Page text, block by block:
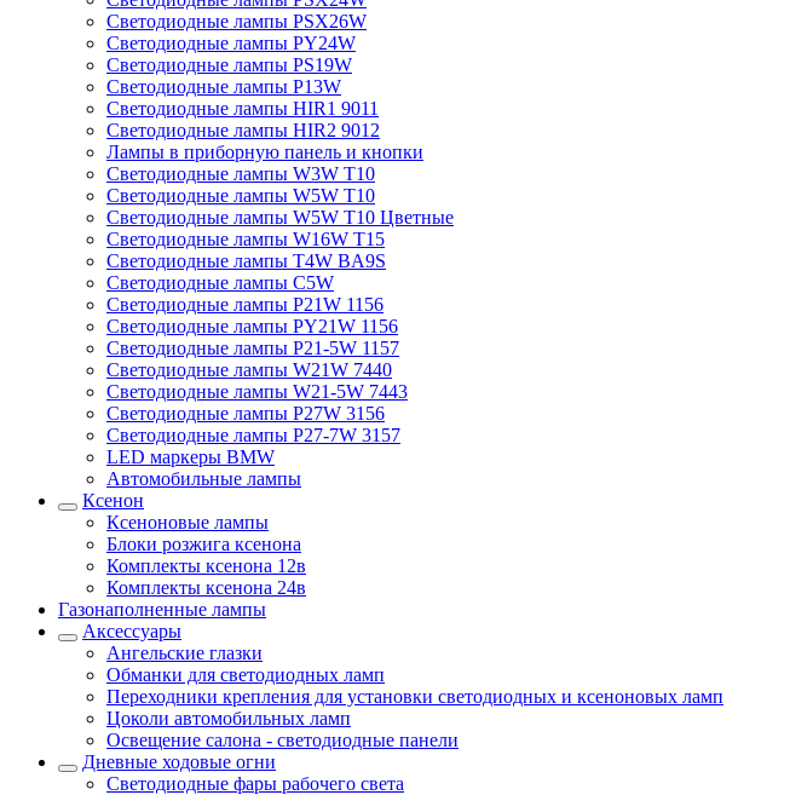
Светодиодные лампы PSX26W
Светодиодные лампы PY24W
Светодиодные лампы PS19W
Светодиодные лампы P13W
Светодиодные лампы HIR1 9011
Светодиодные лампы HIR2 9012
Лампы в приборную панель и кнопки
Светодиодные лампы W3W T10
Светодиодные лампы W5W T10
Светодиодные лампы W5W T10 Цветные
Светодиодные лампы W16W T15
Светодиодные лампы T4W BA9S
Светодиодные лампы C5W
Светодиодные лампы P21W 1156
Светодиодные лампы PY21W 1156
Светодиодные лампы P21-5W 1157
Светодиодные лампы W21W 7440
Светодиодные лампы W21-5W 7443
Светодиодные лампы P27W 3156
Светодиодные лампы P27-7W 3157
LED маркеры BMW
Автомобильные лампы
Ксенон
Ксеноновые лампы
Блоки розжига ксенона
Комплекты ксенона 12в
Комплекты ксенона 24в
Газонаполненные лампы
Аксессуары
Ангельские глазки
Обманки для светодиодных ламп
Переходники крепления для установки светодиодных и ксеноновых ламп
Цоколи автомобильных ламп
Освещение салона - светодиодные панели
Дневные ходовые огни
Светодиодные фары рабочего света